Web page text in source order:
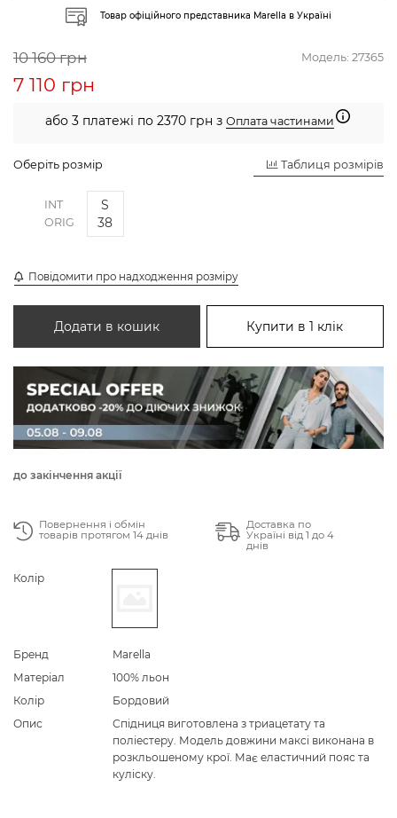
Товар офіційного представника Marella в Україні
Модель: 27365
10 160 грн
7 110 грн
або 3 платежі по 2370 грн з Оплата частинами
Оберіть розмір Таблиця розмірів
INT
ORIG
S
38
Повідомити про надходження розміру
Додати в кошик Купити в 1 клік
до закінчення акції
Повернення і обмін
товарів протягом 14 днів
Доставка по
Україні від 1 до 4
днів
Колір
Бренд
Marella
Матеріал
100% льон
Колір
Бордовий
Опис
Спідниця виготовлена з триацетату та
поліестеру. Модель довжини максі виконана в
розкльошеному крої. Має еластичний пояс та
куліску.